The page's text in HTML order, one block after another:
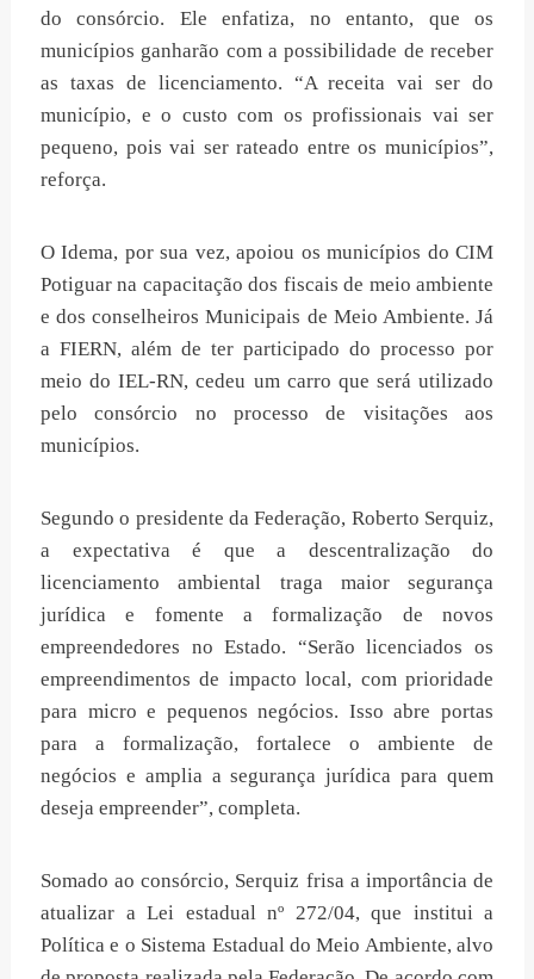
do consórcio. Ele enfatiza, no entanto, que os
municípios ganharão com a possibilidade de receber
as taxas de licenciamento. “A receita vai ser do
município, e o custo com os profissionais vai ser
pequeno, pois vai ser rateado entre os municípios”,
reforça.
O Idema, por sua vez, apoiou os municípios do CIM
Potiguar na capacitação dos fiscais de meio ambiente
e dos conselheiros Municipais de Meio Ambiente. Já
a FIERN, além de ter participado do processo por
meio do IEL-RN, cedeu um carro que será utilizado
pelo consórcio no processo de visitações aos
municípios.
Segundo o presidente da Federação, Roberto Serquiz,
a expectativa é que a descentralização do
licenciamento ambiental traga maior segurança
jurídica e fomente a formalização de novos
empreendedores no Estado. “Serão licenciados os
empreendimentos de impacto local, com prioridade
para micro e pequenos negócios. Isso abre portas
para a formalização, fortalece o ambiente de
negócios e amplia a segurança jurídica para quem
deseja empreender”, completa.
Somado ao consórcio, Serquiz frisa a importância de
atualizar a Lei estadual nº 272/04, que institui a
Política e o Sistema Estadual do Meio Ambiente, alvo